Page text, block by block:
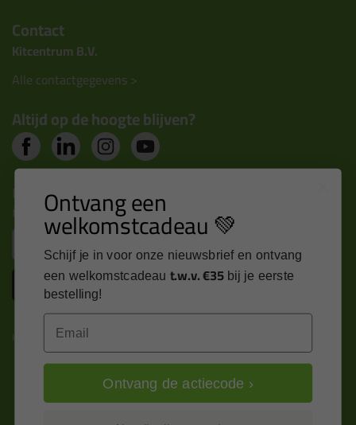
Contact
Kitcentrum B.V.
Alle contactgegevens >
Altijd op de hoogte blijven?
Nieuws, tips en exclusieve deals rechtstreeks in je
inbox
Inschrijven
Kitcentrum is trots op:
Ontvang een
welkomstcadeau 💚
Schijf je in voor onze nieuwsbrief en ontvang
een welkomstcadeau t.w.v. €35 bij je eerste
bestelling!
Email
Ontvang de actiecode ›